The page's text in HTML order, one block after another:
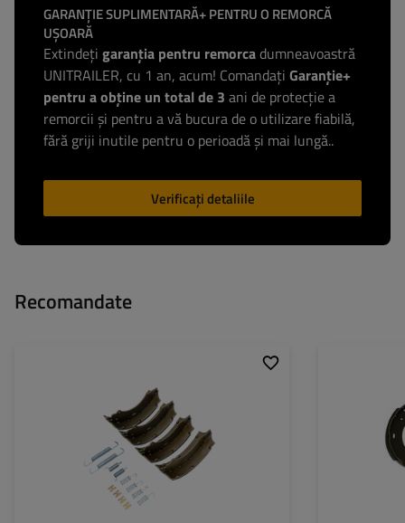
GARANȚIE SUPLIMENTARĂ+ PENTRU O REMORCĂ
UȘOARĂ
Extindeți garanția pentru remorcadumneavoastră
UNITRAILER, cu 1 an, acum! Comandați Garanție+
pentru a obține un total de 3 ani de protecție a
remorcii și pentru a vă bucura de o utilizare fiabilă,
fără griji inutile pentru o perioadă și mai lungă..
Verificați detaliile
Recomandate
Lățime saboți: